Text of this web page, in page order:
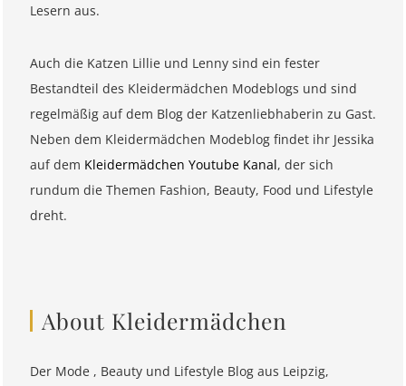
Lesern aus.
Auch die Katzen Lillie und Lenny sind ein fester
Bestandteil des Kleidermädchen Modeblogs und sind
regelmäßig auf dem Blog der Katzenliebhaberin zu Gast.
Neben dem Kleidermädchen Modeblog findet ihr Jessika
auf dem Kleidermädchen Youtube Kanal, der sich
rundum die Themen Fashion, Beauty, Food und Lifestyle
dreht.
About Kleidermädchen
Der Mode , Beauty und Lifestyle Blog aus Leipzig,